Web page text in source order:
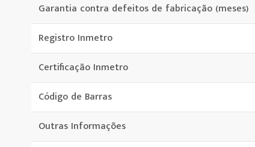
Garantia contra defeitos de fabricação (meses)
Registro Inmetro
Certificação Inmetro
Código de Barras
Outras Informações